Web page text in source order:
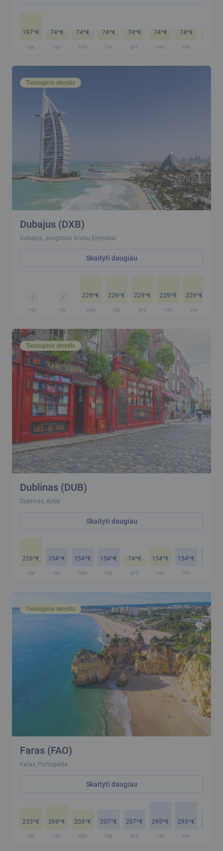
19799€
rgp
7499€
rgs
7499€
spa
7499€
lap
7499€
grd
7499€
sau
7499€
vas
Tiesioginis skrydis
Dubajus (DXB)
Dubajus, Jungtiniai Arabų Emyratai
Skaityti daugiau
rgp rgs
22999€
spa
22999€
lap
22999€
grd
22999€
sau
22999€
vas
Tiesioginis skrydis
Dublinas (DUB)
Dublinas, Airija
Skaityti daugiau
22699€
rgp
15499€
rgs
15499€
spa
15499€
lap
7499€
grd
15499€
sau
15499€
vas
Tiesioginis skrydis
Faras (FAO)
Faras, Portugalija
Skaityti daugiau
23399€
rgp
26999€
rgs
20399€
spa
20799€
lap
20799€
grd
29599€
sau
29599€
vas